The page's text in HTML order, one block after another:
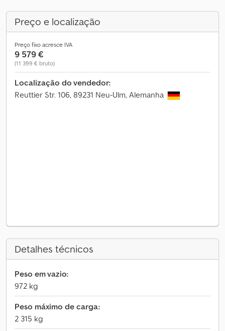
Preço e localização
Preço fixo acresce IVA
9 579 €
(11 399 € bruto)
Localização do vendedor:
Reuttier Str. 106, 89231 Neu-Ulm, Alemanha
Detalhes técnicos
Peso em vazio:
972 kg
Peso máximo de carga:
2 315 kg